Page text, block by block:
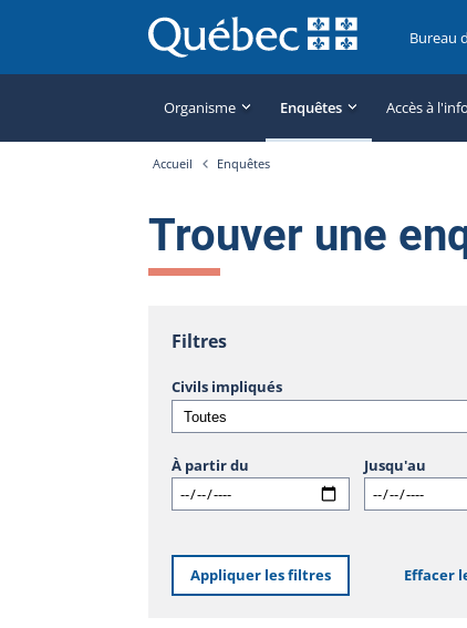
Bureau
Organisme Enquêtes Accès à
Accueil Enquêtes
Trouver une
Filtres
Civils impliqués
À partir du Jusqu'au
Appliquer les filtres Effacer